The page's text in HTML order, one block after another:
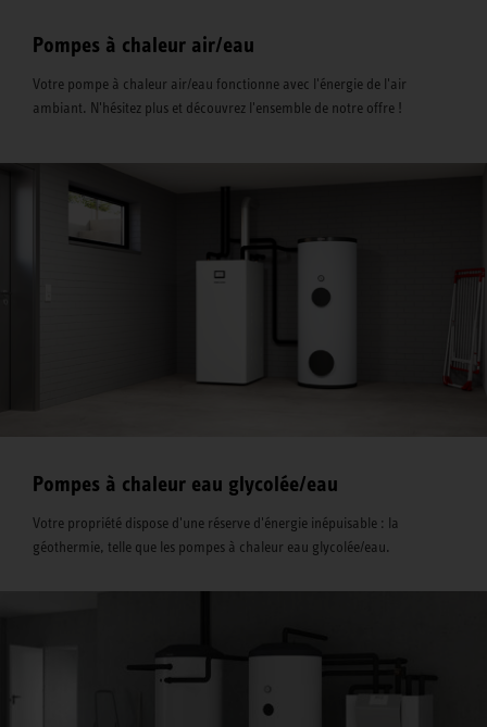
Pompes à chaleur air/eau
Votre pompe à chaleur air/eau fonctionne avec l'énergie de l'air
ambiant. N'hésitez plus et découvrez l'ensemble de notre offre !
Pompes à chaleur eau glycolée/eau
Votre propriété dispose d'une réserve d'énergie inépuisable : la
géothermie, telle que les pompes à chaleur eau glycolée/eau.